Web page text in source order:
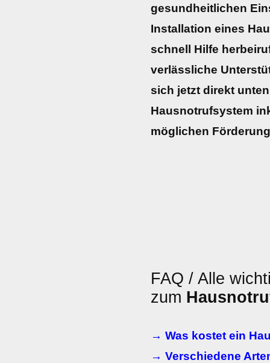
gesundheitlichen
Installation eines
schnell Hilfe
verlässliche
sich jetzt direkt
Hausnotrufsystem
möglichen
FAQ / Alle
zum
→ Was kostet ein
→ Verschiedene